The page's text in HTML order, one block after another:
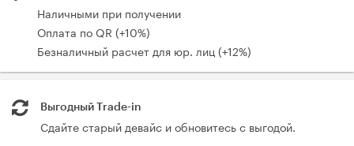
Наличными при получении
Оплата по QR (+10%)
Безналичный расчет для юр. лиц (+12%)
Выгодный Trade-in
Сдайте старый девайс и обновитесь с выгодой.